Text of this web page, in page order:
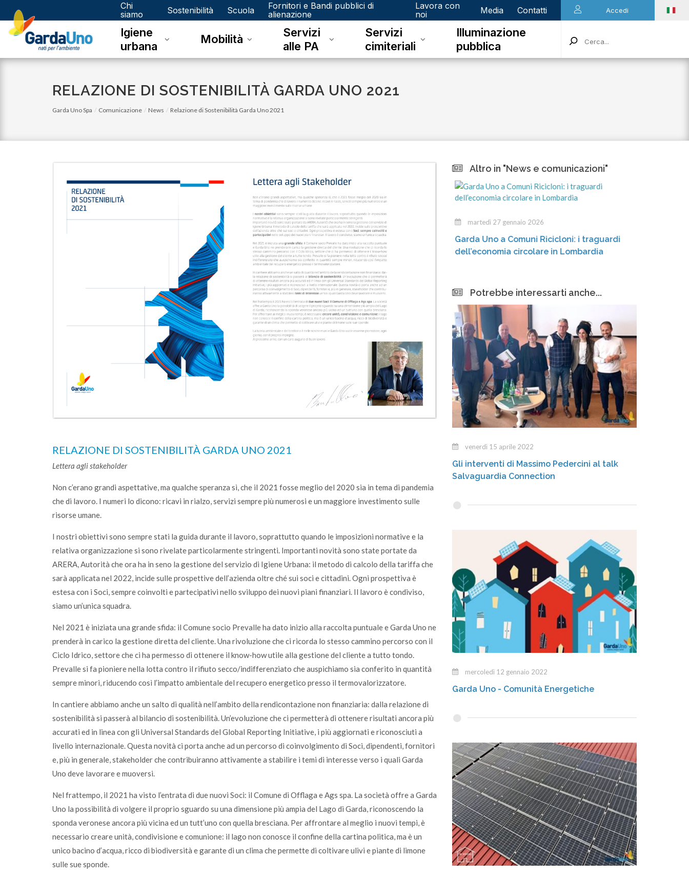
Gardauno
Spa
Chi
siamo
Sostenibilità Scuola
Fornitori e Bandi pubblici di
alienazione
Lavora con
noi
Media Contatti Accedi
Igiene
urbana
Mobilità
Servizi
alle PA
Servizi
cimiteriali
Illuminazione
pubblica
RELAZIONE DI SOSTENIBILITÀ GARDA UNO 2021
Garda Uno Spa Comunicazione News Relazione di Sostenibilità Garda Uno 2021
RELAZIONE DI SOSTENIBILITÀ GARDA UNO 2021
Lettera agli stakeholder
Non c’erano grandi aspettative, ma qualche speranza sì, che il 2021 fosse meglio del 2020 sia in tema di pandemia
che di lavoro. I numeri lo dicono: ricavi in rialzo, servizi sempre più numerosi e un maggiore investimento sulle
risorse umane.
I nostri obiettivi sono sempre stati la guida durante il lavoro, soprattutto quando le imposizioni normative e la
relativa organizzazione si sono rivelate particolarmente stringenti. Importanti novità sono state portate da
ARERA, Autorità che ora ha in seno la gestione del servizio di Igiene Urbana: il metodo di calcolo della tariffa che
sarà applicata nel 2022, incide sulle prospettive dell’azienda oltre ché sui soci e cittadini. Ogni prospettiva è
estesa con i Soci, sempre coinvolti e partecipativi nello sviluppo dei nuovi piani finanziari. Il lavoro è condiviso,
siamo un’unica squadra.
Nel 2021 è iniziata una grande sfida: il Comune socio Prevalle ha dato inizio alla raccolta puntuale e Garda Uno ne
prenderà in carico la gestione diretta del cliente. Una rivoluzione che ci ricorda lo stesso cammino percorso con il
Ciclo Idrico, settore che ci ha permesso di ottenere il know-how utile alla gestione del cliente a tutto tondo.
Prevalle si fa pioniere nella lotta contro il rifiuto secco/indifferenziato che auspichiamo sia conferito in quantità
sempre minori, riducendo così l’impatto ambientale del recupero energetico presso il termovalorizzatore.
In cantiere abbiamo anche un salto di qualità nell’ambito della rendicontazione non finanziaria: dalla relazione di
sostenibilità si passerà al bilancio di sostenibilità. Un’evoluzione che ci permetterà di ottenere risultati ancora più
accurati ed in linea con gli Universal Standards del Global Reporting Initiative, i più aggiornati e riconosciuti a
livello internazionale. Questa novità ci porta anche ad un percorso di coinvolgimento di Soci, dipendenti, fornitori
e, più in generale, stakeholder che contribuiranno attivamente a stabilire i temi di interesse verso i quali Garda
Uno deve lavorare e muoversi.
Nel frattempo, il 2021 ha visto l’entrata di due nuovi Soci: il Comune di Offlaga e Ags spa. La società offre a Garda
Uno la possibilità di volgere il proprio sguardo su una dimensione più ampia del Lago di Garda, riconoscendo la
sponda veronese ancora più vicina ed un tutt’uno con quella bresciana. Per affrontare al meglio i nuovi tempi, è
necessario creare unità, condivisione e comunione: il lago non conosce il confine della cartina politica, ma è un
unico bacino d’acqua, ricco di biodiversità e garante di un clima che permette di coltivare ulivi e piante di limone
sulle sue sponde.
Altro in "News e comunicazioni"
giovedì 09 aprile 2026
mercoledì 18 marzo 2026
Centro di Raccolta di Tremosine: orari
ampliati per la nuova stagione
martedì 27 gennaio 2026
Garda Uno a Comuni Ricicloni: i traguardi
dell’economia circolare in Lombardia
Potrebbe interessarti anche...
venerdì 15 aprile 2022
Gli interventi di Massimo Pedercini al talk
Salvaguardia Connection
mercoledì 12 gennaio 2022
Garda Uno - Comunità Energetiche